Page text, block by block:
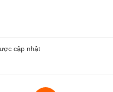
cập nhật